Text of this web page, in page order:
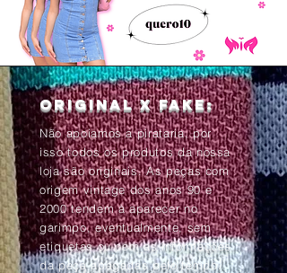
Original x Fake:
Não apoiamos a pirataria, por
isso todos os produtos da nossa
loja são originais. As peças com
origem vintage dos anos 90 e
2000 tendem à aparecer no
garimpo, eventualmente, sem
etiquetas ou com as informações
da peça apagadas pelo tempo.